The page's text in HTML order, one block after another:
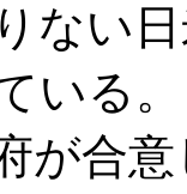
ない
いる。
が合意